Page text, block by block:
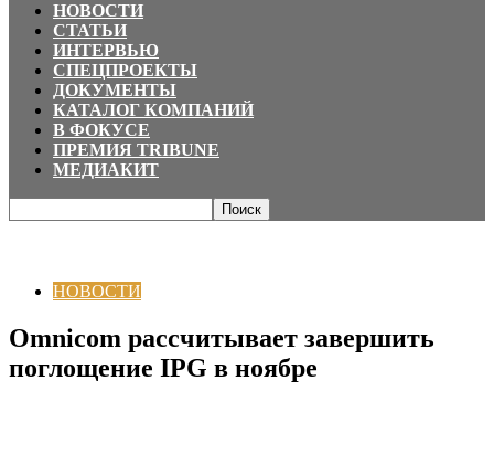
НОВОСТИ
СТАТЬИ
ИНТЕРВЬЮ
СПЕЦПРОЕКТЫ
ДОКУМЕНТЫ
КАТАЛОГ КОМПАНИЙ
В ФОКУСЕ
ПРЕМИЯ TRIBUNE
МЕДИАКИТ
НОВОСТИ
Omnicom рассчитывает завершить
поглощение IPG в ноябре